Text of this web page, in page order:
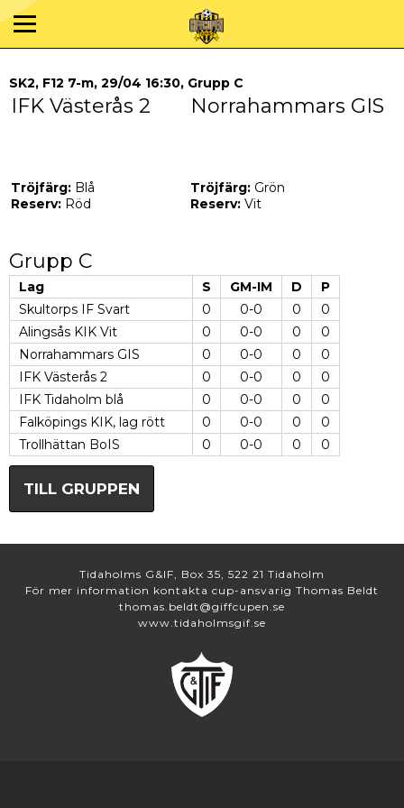
SK2, F12 7-m, 29/04 16:30, Grupp C
IFK Västerås 2 Norrahammars GIS
Tröjfärg: Blå
Reserv: Röd
Tröjfärg: Grön
Reserv: Vit
Grupp C
Lag S GM-IM D
P
Skultorps IF Svart
0 0-0 0
0
Alingsås KIK Vit
0 0-0 0
0
Norrahammars GIS
0 0-0 0
0
IFK Västerås 2
0 0-0 0
0
IFK Tidaholm blå
0 0-0 0
0
Falköpings KIK, lag rött
0 0-0 0
0
Trollhättan BoIS
0 0-0 0 0
TILL GRUPPEN
Tidaholms G&IF, Box 35, 522 21 Tidaholm
För mer information kontakta cup-ansvarig Thomas Beldt
thomas.beldt@giffcupen.se
www.tidaholmsgif.se